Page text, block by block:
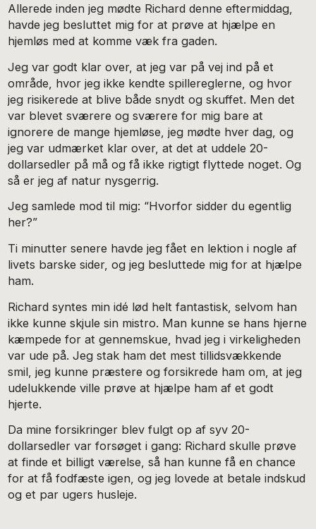
Allerede inden jeg mødte Richard denne eftermiddag,
havde jeg besluttet mig for at prøve at hjælpe en
hjemløs med at komme væk fra gaden.
Jeg var godt klar over, at jeg var på vej ind på et
område, hvor jeg ikke kendte spillereglerne, og hvor
jeg risikerede at blive både snydt og skuffet. Men det
var blevet sværere og sværere for mig bare at
ignorere de mange hjemløse, jeg mødte hver dag, og
jeg var udmærket klar over, at det at uddele 20-
dollarsedler på må og få ikke rigtigt flyttede noget. Og
så er jeg af natur nysgerrig.
Jeg samlede mod til mig: “Hvorfor sidder du egentlig
her?”
Ti minutter senere havde jeg fået en lektion i nogle af
livets barske sider, og jeg besluttede mig for at hjælpe
ham.
Richard syntes min idé lød helt fantastisk, selvom han
ikke kunne skjule sin mistro. Man kunne se hans hjerne
kæmpede for at gennemskue, hvad jeg i virkeligheden
var ude på. Jeg stak ham det mest tillidsvækkende
smil, jeg kunne præstere og forsikrede ham om, at jeg
udelukkende ville prøve at hjælpe ham af et godt
hjerte.
Da mine forsikringer blev fulgt op af syv 20-
dollarsedler var forsøget i gang: Richard skulle prøve
at finde et billigt værelse, så han kunne få en chance
for at få fodfæste igen, og jeg lovede at betale indskud
og et par ugers husleje.